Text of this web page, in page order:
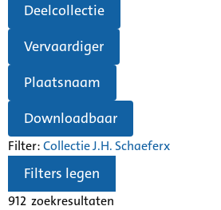
Deelcollectie
Vervaardiger
Plaatsnaam
Downloadbaar
Filter:Collectie J.H. Schaeferx
Filters legen
912 zoekresultaten